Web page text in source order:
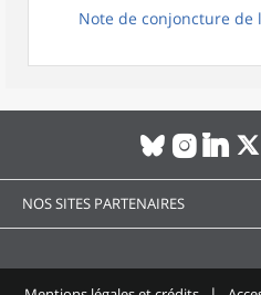
Note de conjoncture de
NOS SITES PARTENAIRES